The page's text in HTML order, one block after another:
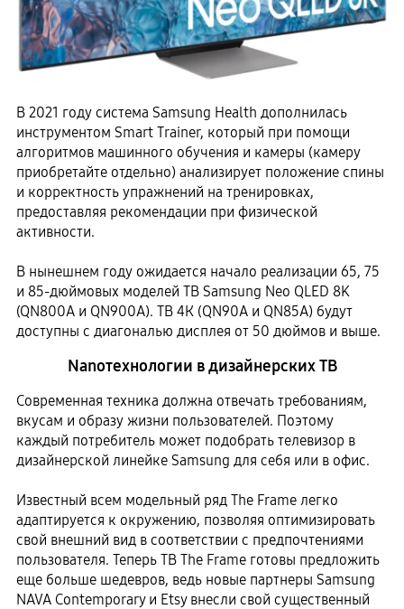
В 2021 году система Samsung Health дополнилась
инструментом Smart Trainer, который при помощи
алгоритмов машинного обучения и камеры (камеру
приобретайте отдельно) анализирует положение спины
и корректность упражнений на тренировках,
предоставляя рекомендации при физической
активности.
В нынешнем году ожидается начало реализации 65, 75
и 85-дюймовых моделей ТВ Samsung Neo QLED 8K
(QN800A и QN900A). ТВ 4К (QN90A и QN85A) будут
доступны с диагональю дисплея от 50 дюймов и выше.
Nanoтехнологии в дизайнерских ТВ
Современная техника должна отвечать требованиям,
вкусам и образу жизни пользователей. Поэтому
каждый потребитель может подобрать телевизор в
дизайнерской линейке Samsung для себя или в офис.
Известный всем модельный ряд The Frame легко
адаптируется к окружению, позволяя оптимизировать
свой внешний вид в соответствии с предпочтениями
пользователя. Теперь ТВ The Frame готовы предложить
еще больше шедевров, ведь новые партнеры Samsung
NAVA Contemporary и Etsy внесли свой существенный